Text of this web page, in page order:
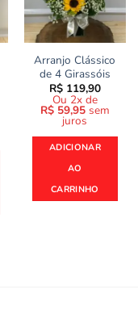
Arranjo Clássico
de 4 Girassóis
R$119,90
Ou 2x de
R$59,95 sem
juros
ADICIONAR
AO
CARRINHO